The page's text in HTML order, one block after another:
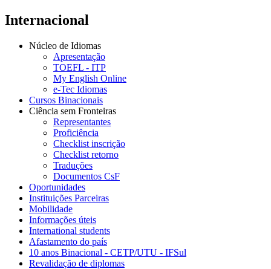
Internacional
Núcleo de Idiomas
Apresentação
TOEFL - ITP
My English Online
e-Tec Idiomas
Cursos Binacionais
Ciência sem Fronteiras
Representantes
Proficiência
Checklist inscrição
Checklist retorno
Traduções
Documentos CsF
Oportunidades
Instituições Parceiras
Mobilidade
Informações úteis
International students
Afastamento do país
10 anos Binacional - CETP/UTU - IFSul
Revalidação de diplomas